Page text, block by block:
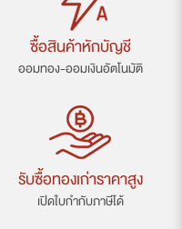
ซื้อสินค้าหักบัญชี
ออมทอง-ออมเงินอัตโนมัติ
รับซื้อทองเก่าราคาสูง
เปิดใบกำกับภาษีได้